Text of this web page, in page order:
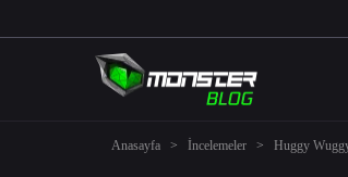
Anasayfa > İncelemeler > Huggy